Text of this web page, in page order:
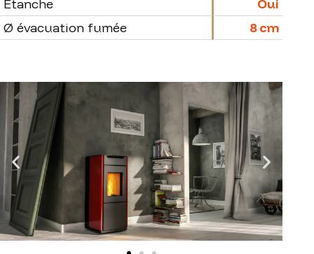
Etanche
Oui
Ø évacuation fumée
8 cm